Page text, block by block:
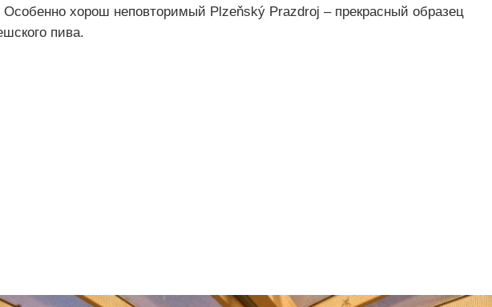
Особенно хорош неповторимый Plzeňský Prazdroj – прекрасный образец
пива.